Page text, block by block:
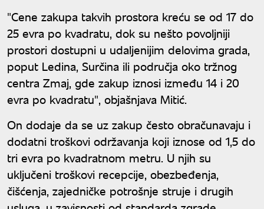
"Cene zakupa takvih prostora kreću se od 17 do
25 evra po kvadratu, dok su nešto povoljniji
prostori dostupni u udaljenijim delovima grada,
poput Ledina, Surčina ili područja oko tržnog
centra Zmaj, gde zakup iznosi između 14 i 20
evra po kvadratu", objašnjava Mitić.
On dodaje da se uz zakup često obračunavaju i
dodatni troškovi održavanja koji iznose od 1,5 do
tri evra po kvadratnom metru. U njih su
uključeni troškovi recepcije, obezbeđenja,
čišćenja, zajedničke potrošnje struje i drugih